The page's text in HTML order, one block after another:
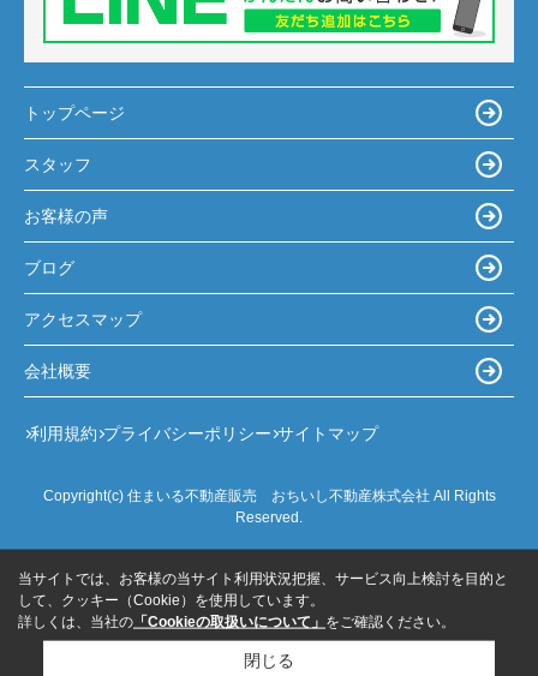
トップページ
スタッフ
お客様の声
ブログ
アクセスマップ
会社概要
利用規約 プライバシーポリシー サイトマップ
Copyright(c) 住まいる不動産販売 おちいし不動産株式会社 All Rights
Reserved.
当サイトでは、お客様の当サイト利用状況把握、サービス向上検討を目的と
して、クッキー（Cookie）を使用しています。
詳しくは、当社の 「Cookieの取扱いについて」 をご確認ください。
閉じる